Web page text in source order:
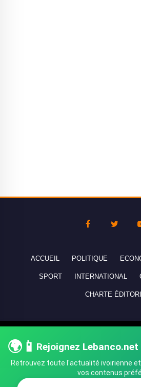
🌍📱 Rejoignez
Retrouvez toute l'actualité ivoirienne
vos contenus
ACCUEIL POLITIQUE
SPORT INTERNATIONAL
CHARTE
réservés - All rights